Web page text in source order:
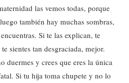
las vemos todas, porque
también hay muchas sombras,
Si te las explican, te
sientes tan desgraciada, mejor.
duermes y crees que eres la única
Si tu hija toma chupete y no lo